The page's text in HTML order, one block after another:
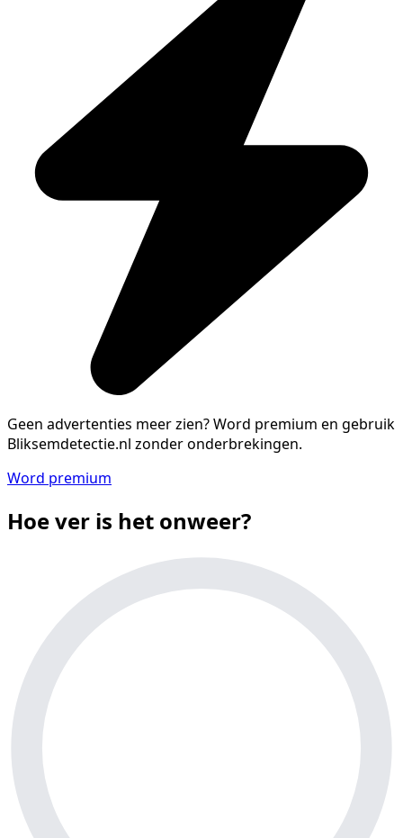
Geen advertenties meer zien?Word premium en gebruik
Bliksemdetectie.nl zonder onderbrekingen.
Word premium
Hoe ver is het onweer?